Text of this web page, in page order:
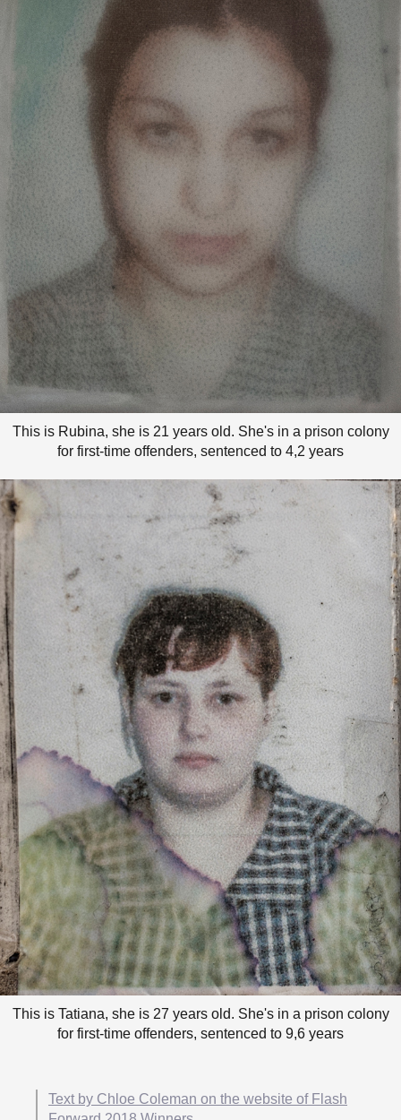
This is Rubina, she is 21 years old. She's in a prison colony
for first-time offenders, sentenced to 4,2 years
This is Tatiana, she is 27 years old. She's in a prison colony
for first-time offenders, sentenced to 9,6 years
Text by Chloe Coleman on the website of Flash